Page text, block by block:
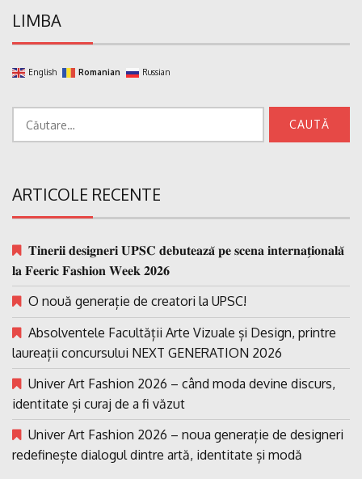
LIMBA
English Romanian Russian
ARTICOLE RECENTE
𝐓𝐢𝐧𝐞𝐫𝐢𝐢 𝐝𝐞𝐬𝐢𝐠𝐧𝐞𝐫𝐢 𝐔𝐏𝐒𝐂 𝐝𝐞𝐛𝐮𝐭𝐞𝐚𝐳𝐚̆ 𝐩𝐞 𝐬𝐜𝐞𝐧𝐚 𝐢𝐧𝐭𝐞𝐫𝐧𝐚𝐭̗𝐢𝐨𝐧𝐚𝐥𝐚̆
𝐥𝐚 𝐅𝐞𝐞𝐫𝐢𝐜 𝐅𝐚𝐬𝐡𝐢𝐨𝐧 𝐖𝐞𝐞𝐤 𝟐𝟎𝟐𝟔
O nouă generație de creatori la UPSC!
Absolventele Facultății Arte Vizuale și Design, printre
laureații concursului NEXT GENERATION 2026
Univer Art Fashion 2026 – când moda devine discurs,
identitate și curaj de a fi văzut
Univer Art Fashion 2026 – noua generație de designeri
redefinește dialogul dintre artă, identitate și modă